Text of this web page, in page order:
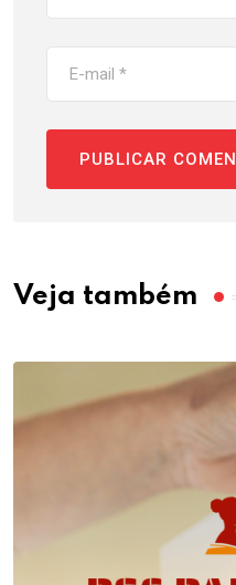
Veja também